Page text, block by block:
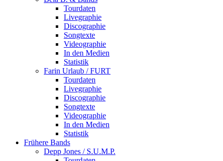
Tourdaten
Livegraphie
Discographie
Songtexte
Videographie
In den Medien
Statistik
Farin Urlaub / FURT
Tourdaten
Livegraphie
Discographie
Songtexte
Videographie
In den Medien
Statistik
Frühere Bands
Depp Jones / S.U.M.P.